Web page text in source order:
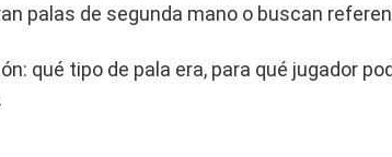
palas de segunda mano o buscan
qué tipo de pala era, para qué jugador